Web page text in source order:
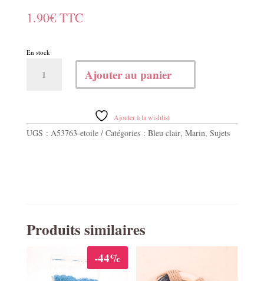
1.90€ TTC
En stock
Ajouter au panier
Ajouter à la wishlist
UGS : A53763-etoile Catégories : Bleu clair, Marin, Sujets
Produits similaires
-44%